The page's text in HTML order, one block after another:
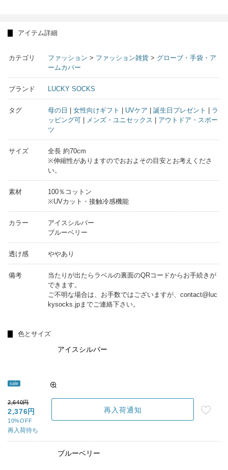
アイテム詳細
カテゴリ ファッション > ファッション雑貨 > グローブ・手袋・ア
ームカバー
ブランド LUCKY SOCKS
タグ 母の日 女性向けギフト UVケア 誕生日プレゼント
ラ
ッピング可
メンズ・ユニセックス
アウトドア・スポー
ツ
サイズ
全長 約70cm
※伸縮性がありますのでおおよその目安とお考えくださ
い。
素材
100％コットン
※UVカット・接触冷感機能
カラー
アイスシルバー
ブルーベリー
透け感 ややあり
備考
当たりが出たらラベルの裏面のQRコードからお手続きが
できます。
ご不明な場合は、お手数ではございますが、contact@luc
kysocks.jpまでご連絡下さい。
色とサイズ
sale
アイスシルバー
2,640円
2,376円
10%OFF
再入荷待ち
再入荷通知
ブルーベリー